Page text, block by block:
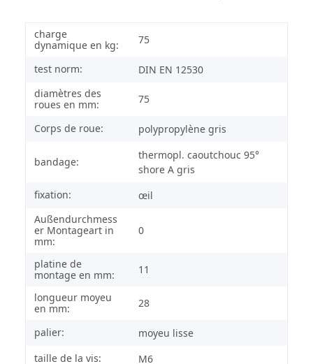
charge
dynamique en kg:
75
test norm:
DIN EN 12530
diamètres des
roues en mm:
75
Corps de roue: polypropylène gris
bandage:
thermopl. caoutchouc 95°
shore A gris
fixation:
œil
Außendurchmess
er Montageart in
mm:
0
platine de
montage en mm:
11
longueur moyeu
en mm:
28
palier:
moyeu lisse
taille de la vis:
M6